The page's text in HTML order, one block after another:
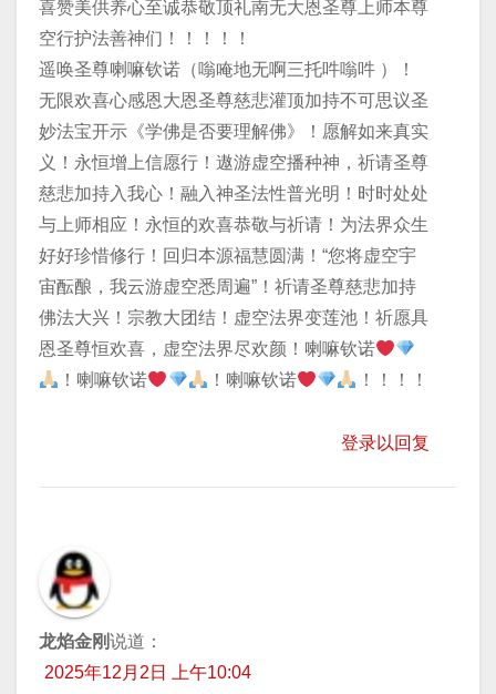
喜赞美供养心至诚恭敬顶礼南无大恩圣尊上师本尊
空行护法善神们！！！！！
遥唤圣尊喇嘛钦诺（嗡唵地无啊三托吽嗡吽 ）！
无限欢喜心感恩大恩圣尊慈悲灌顶加持不可思议圣
妙法宝开示《学佛是否要理解佛》！愿解如来真实
义！永恒增上信愿行！遨游虚空播种神，祈请圣尊
慈悲加持入我心！融入神圣法性普光明！时时处处
与上师相应！永恒的欢喜恭敬与祈请！为法界众生
好好珍惜修行！回归本源福慧圆满！“您将虚空宇
宙酝酿，我云游虚空悉周遍”！祈请圣尊慈悲加持
佛法大兴！宗教大团结！虚空法界变莲池！祈愿具
恩圣尊恒欢喜，虚空法界尽欢颜！喇嘛钦诺
！喇嘛钦诺
！喇嘛钦诺 ！！！！
登录以回复
龙焰金刚说道：
2025年12月2日 上午10:04